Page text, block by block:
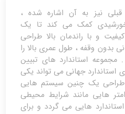
قبلی نیز به آن اشاره شده ،
خورشیدی کمک می کند تا یک
و با راندمان بالا طراحی
بدون وقفه ، طول عمری بالا را
مجموعه استاندارد های تبیین
جهانی می تواند یکی
طراحی یک چنین سیستم هایی
هایی مانند شرایط محیطی
هایی می گردد و برای